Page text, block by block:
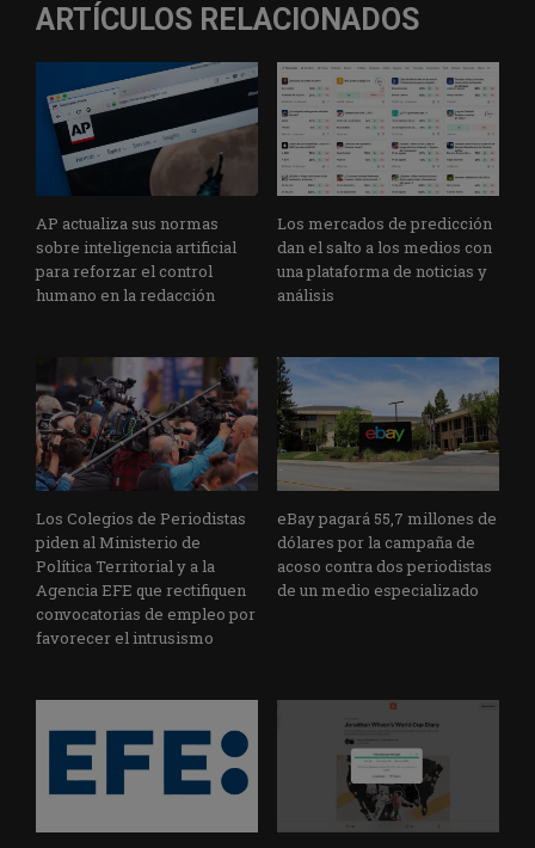
ARTÍCULOS RELACIONADOS
AP actualiza sus normas
sobre inteligencia artificial
para reforzar el control
humano en la redacción
Los mercados de predicción
dan el salto a los medios con
una plataforma de noticias y
análisis
Los Colegios de Periodistas
piden al Ministerio de
Política Territorial y a la
Agencia EFE que rectifiquen
convocatorias de empleo por
favorecer el intrusismo
eBay pagará 55,7 millones de
dólares por la campaña de
acoso contra dos periodistas
de un medio especializado